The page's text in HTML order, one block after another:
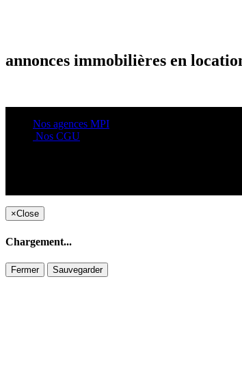
annonces immobilières en
Nos agences MPI
Nos CGU
×Close
Chargement...
Fermer Sauvegarder